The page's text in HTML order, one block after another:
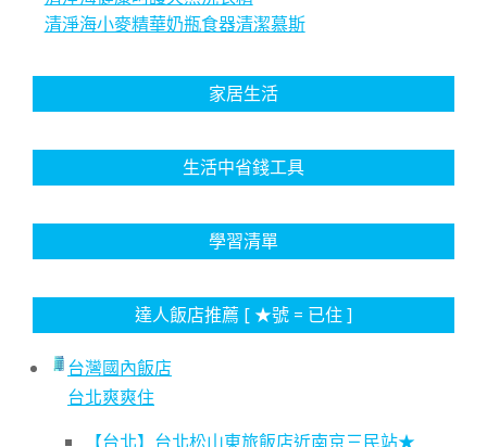
清淨海小麥精華奶瓶食器清潔慕斯
家居生活
生活中省錢工具
學習清單
達人飯店推薦 [ ★號 = 已住 ]
台灣國內飯店
台北爽爽住
【台北】台北松山東旅飯店近南京三民站★